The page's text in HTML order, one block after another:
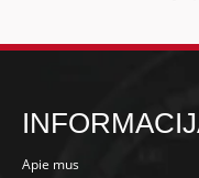
Apie mus